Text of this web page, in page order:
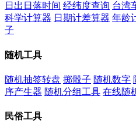
日出日落时间 经纬度查询 台湾
科学计算器 日期计差算器 年龄
子
随机工具
随机抽签转盘 掷骰子 随机数字
序产生器 随机分组工具 在线随
民俗工具